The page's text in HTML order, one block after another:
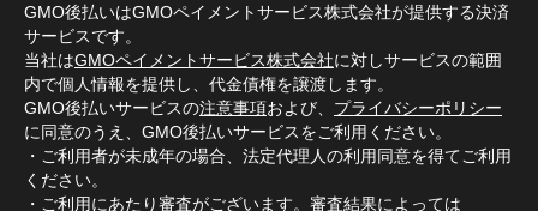
GMO後払いはGMOペイメントサービス株式会社が提供する決済
サービスです。
当社はGMOペイメントサービス株式会社に対しサービスの範囲
内で個人情報を提供し、代金債権を譲渡します。
GMO後払いサービスの注意事項および、 プライバシーポリシー
に同意のうえ、GMO後払いサービスをご利用ください。
・ご利用者が未成年の場合、法定代理人の利用同意を得てご利用
ください。
・ご利用にあたり審査がございます。審査結果によっては